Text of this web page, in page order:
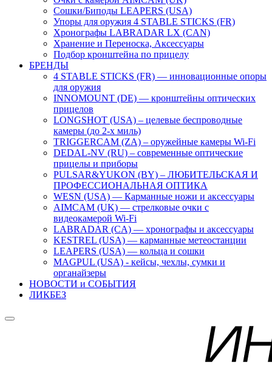
Сошки/Биподы LEAPERS (USA)
Упоры для оружия 4 STABLE STICKS (FR)
Хронографы LABRADAR LX (CAN)
Хранение и Переноска, Аксессуары
Подбор кронштейна по прицелу
БРЕНДЫ
4 STABLE STICKS (FR) — инновационные опоры
для оружия
INNOMOUNT (DE) — кронштейны оптических
прицелов
LONGSHOT (USA) – целевые беспроводные
камеры (до 2-х миль)
TRIGGERCAM (ZA) – оружейные камеры Wi-Fi
DEDAL-NV (RU) – современные оптические
прицелы и приборы
PULSAR&YUKON (BY) – ЛЮБИТЕЛЬСКАЯ И
ПРОФЕССИОНАЛЬНАЯ ОПТИКА
WESN (USA) — Карманные ножи и аксессуары
AIMCAM (UK) — стрелковые очки с
видеокамерой Wi-Fi
LABRADAR (CA) — хронографы и аксессуары
KESTREL (USA) — карманные метеостанции
LEAPERS (USA) — кольца и сошки
MAGPUL (USA) - кейсы, чехлы, сумки и
органайзеры
НОВОСТИ и СОБЫТИЯ
ЛИКБЕЗ